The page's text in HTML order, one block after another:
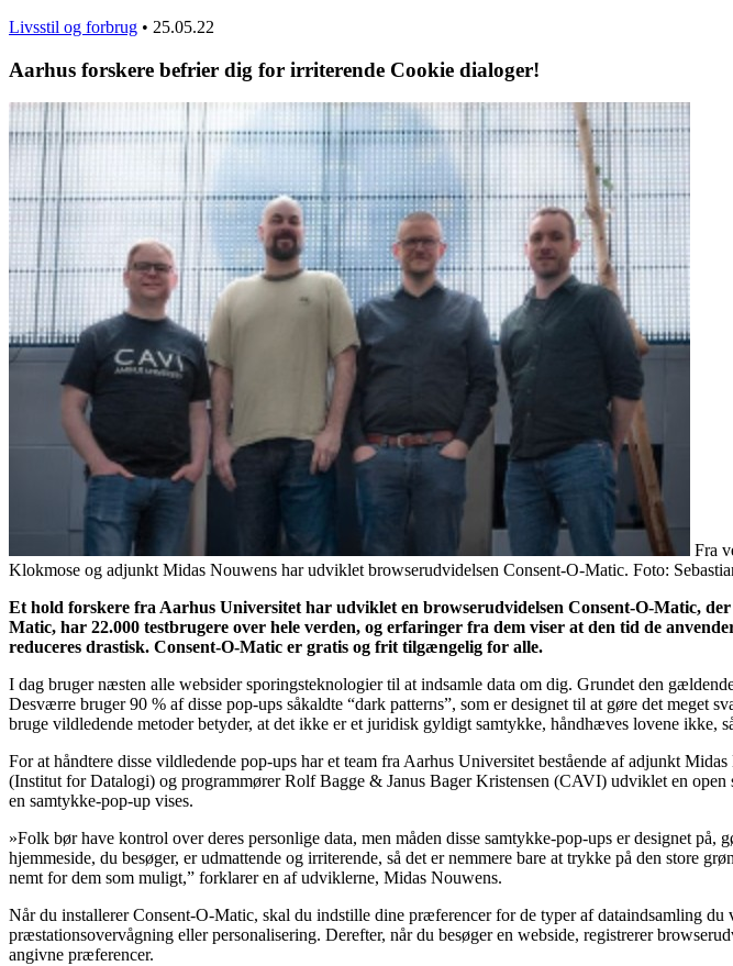
Livsstil og forbrug • 25.05.22
Aarhus forskere befrier dig for irriterende Cookie dialoger!
Fra
Klokmose og adjunkt Midas Nouwens har udviklet browserudvidelsen Consent-O-Matic. Foto:
Et hold forskere fra Aarhus Universitet har udviklet en browserudvidelsen Consent-O-Matic,
Matic, har 22.000 testbrugere over hele verden, og erfaringer fra dem viser at den tid de
reduceres drastisk. Consent-O-Matic er gratis og frit tilgængelig for alle.
I dag bruger næsten alle websider sporingsteknologier til at indsamle data om dig. Grundet den
Desværre bruger 90 % af disse pop-ups såkaldte “dark patterns”, som er designet til at gøre det meget
bruge vildledende metoder betyder, at det ikke er et juridisk gyldigt samtykke, håndhæves lovene ikke,
For at håndtere disse vildledende pop-ups har et team fra Aarhus Universitet bestående af adjunkt
(Institut for Datalogi) og programmører Rolf Bagge & Janus Bager Kristensen (CAVI) udviklet en
en samtykke-pop-up vises.
»Folk bør have kontrol over deres personlige data, men måden disse samtykke-pop-ups er designet
hjemmeside, du besøger, er udmattende og irriterende, så det er nemmere bare at trykke på den store
nemt for dem som muligt,” forklarer en af udviklerne, Midas Nouwens.
Når du installerer Consent-O-Matic, skal du indstille dine præferencer for de typer af dataindsamling
præstationsovervågning eller personalisering. Derefter, når du besøger en webside, registrerer
angivne præferencer.